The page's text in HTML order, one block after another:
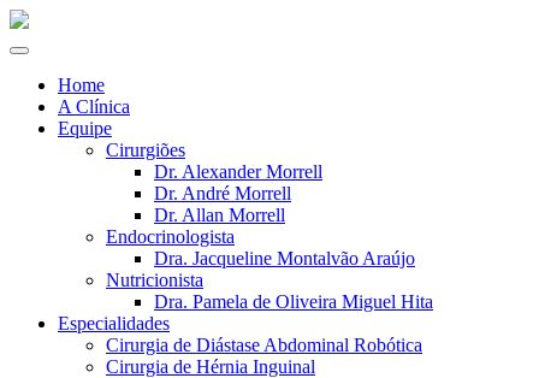
Home
A Clínica
Equipe
Cirurgiões
Dr. Alexander Morrell
Dr. André Morrell
Dr. Allan Morrell
Endocrinologista
Dra. Jacqueline Montalvão Araújo
Nutricionista
Dra. Pamela de Oliveira Miguel Hita
Especialidades
Cirurgia de Diástase Abdominal Robótica
Cirurgia de Hérnia Inguinal